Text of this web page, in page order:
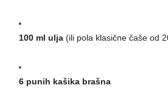
100 ml ulja (ili pola klasične čaše od
6 punih kašika brašna